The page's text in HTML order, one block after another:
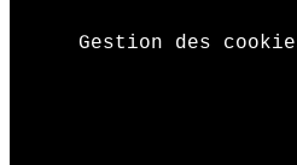
Gestion des